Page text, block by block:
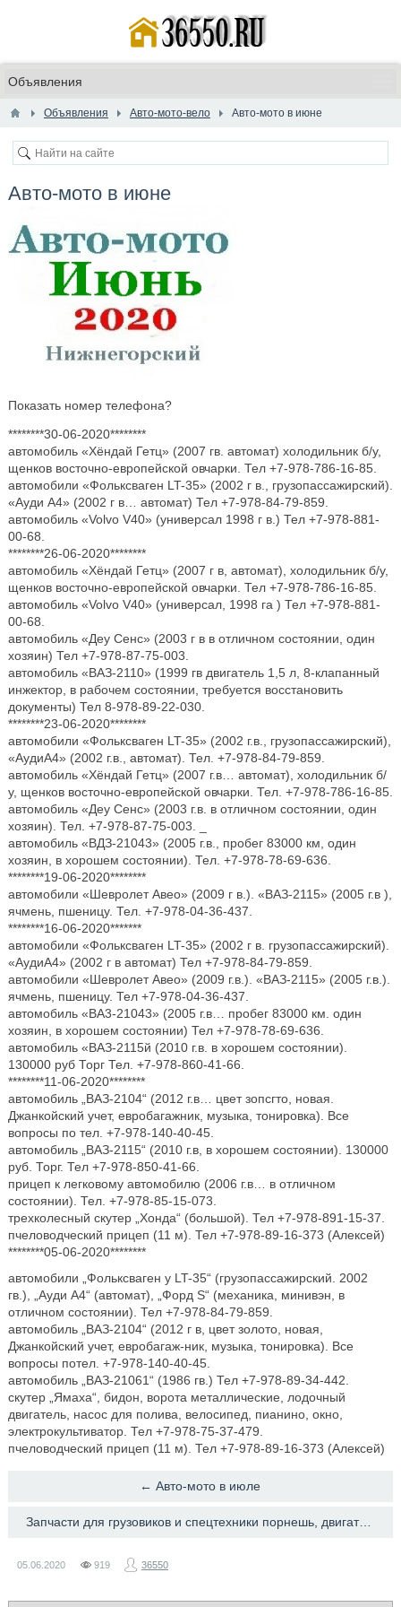
Объявления Авто-мото-вело Авто-мото в июне
Авто-мото в июне
Показать номер телефона?
********30-06-2020********
автомобиль «Хёндай Гетц» (2007 гв. автомат) холодильник б/у,
щенков восточно-европейской овчарки. Тел +7-978-786-16-85.
автомобили «Фольксваген LT-35» (2002 г в., грузопассажирский).
«Ауди А4» (2002 г в… автомат) Тел +7-978-84-79-859.
автомобиль «Volvo V40» (универсал 1998 г в.) Тел +7-978-881-
00-68.
********26-06-2020********
автомобиль «Хёндай Гетц» (2007 г в, автомат), холодильник б/у,
щенков восточно-европейской овчарки. Тел +7-978-786-16-85.
автомобиль «Volvo V40» (универсал, 1998 га ) Тел +7-978-881-
00-68.
автомобиль «Деу Сенс» (2003 г в в отличном состоянии, один
хозяин) Тел +7-978-87-75-003.
автомобиль «ВАЗ-2110» (1999 гв двигатель 1,5 л, 8-клапанный
инжектор, в рабочем состоянии, требуется восстановить
документы) Тел 8-978-89-22-030.
********23-06-2020********
автомобили «Фольксваген LT-35» (2002 г.в., грузопассажирский),
«АудиА4» (2002 г.в., автомат). Тел. +7-978-84-79-859.
автомобиль «Хёндай Гетц» (2007 г.в… автомат), холодильник б/
у, щенков восточно-европейской овчарки. Тел. +7-978-786-16-85.
автомобиль «Деу Сенс» (2003 г.в. в отличном состоянии, один
хозяин). Тел. +7-978-87-75-003. _
автомобиль «ВДЗ-21043» (2005 г.в., пробег 83000 км, один
хозяин, в хорошем состоянии). Тел. +7-978-78-69-636.
********19-06-2020********
автомобили «Шевролет Авео» (2009 г в.). «ВАЗ-2115» (2005 г.в ),
ячмень, пшеницу. Тел. +7-978-04-36-437.
********16-06-2020*******
автомобили «Фольксваген LT-35» (2002 г в. грузопассажирский).
«АудиА4» (2002 г в автомат) Тел +7-978-84-79-859.
автомобили «Шевролет Авео» (2009 г.в.). «ВАЗ-2115» (2005 г.в.).
ячмень, пшеницу. Тел +7-978-04-36-437.
автомобиль «BA3-21043» (2005 г.в… пробег 83000 км. один
хозяин, в хорошем состоянии) Тел +7-978-78-69-636.
автомобиль «ВАЗ-2115й (2010 г.в. в хорошем состоянии).
130000 руб Торг Тел. +7-978-860-41-66.
********11-06-2020********
автомобиль „ВАЗ-2104“ (2012 г.в… цвет зопсгто, новая.
Джанкойский учет, евробагажник, музыка, тонировка). Все
вопросы по тел. +7-978-140-40-45.
автомобиль „ВАЗ-2115“ (2010 г.в, в хорошем состоянии). 130000
руб. Торг. Тел +7-978-850-41-66.
прицеп к легковому автомобилю (2006 г.в… в отличном
состоянии). Тел. +7-978-85-15-073.
трехколесный скутер „Хонда“ (большой). Тел +7-978-891-15-37.
пчеловодческий прицеп (11 м). Тел +7-978-89-16-373 (Алексей)
********05-06-2020********
автомобили „Фольксваген у LT-35“ (грузопассажирский. 2002
гв.), „Ауди А4“ (автомат), „Форд S“ (механика, минивэн, в
отличном состоянии). Тел +7-978-84-79-859.
автомобиль „ВАЗ-2104“ (2012 г в, цвет золото, новая,
Джанкойский учет, евробагаж-ник, музыка, тонировка). Все
вопросы потел. +7-978-140-40-45.
автомобиль „ВАЗ-21061“ (1986 гв.) Тел +7-978-89-34-442.
скутер „Ямаха“, бидон, ворота металлические, лодочный
двигатель, насос для полива, велосипед, пианино, окно,
электрокультиватор. Тел +7-978-75-37-479.
пчеловодческий прицеп (11 м). Тел +7-978-89-16-373 (Алексей)
← Авто-мото в июле
Запчасти для грузовиков и спецтехники порнешь, двигатель, шайка, вал, Howo faw dongfeng shaanxi wei →
05.06.2020 919 36550